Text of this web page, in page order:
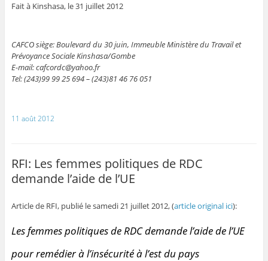
Fait à Kinshasa, le 31 juillet 2012
CAFCO siège: Boulevard du 30 juin, Immeuble Ministère du Travail et
Prévoyance Sociale Kinshasa/Gombe
E-mail: cafcordc@yahoo.fr
Tel: (243)99 99 25 694 – (243)81 46 76 051
11 août 2012
RFI: Les femmes politiques de RDC
demande l’aide de l’UE
Article de RFI, publié le samedi 21 juillet 2012, (article original ici):
Les femmes politiques de RDC demande l’aide de l’UE
pour remédier à l’insécurité à l’est du pays